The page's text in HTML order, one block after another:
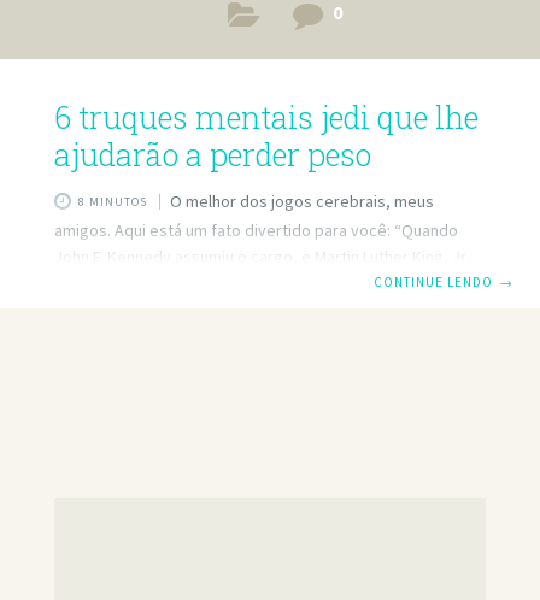
0
6 truques mentais jedi que lhe
ajudarão a perder peso
8 MINUTOS
O melhor dos jogos cerebrais, meus
amigos. Aqui está um fato divertido para você: “Quando
John F. Kennedy assumiu o cargo, e Martin Luther King, Jr.,
proclamou “eu tenho um sonho”, mais de 2 milhões de
CONTINUE LENDO →